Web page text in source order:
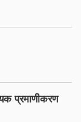
प्रमाणीकरण